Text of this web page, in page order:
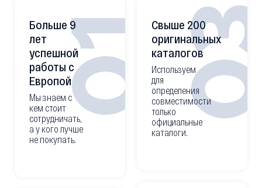
01
Больше 9
лет
успешной
работы с
Европой
Мы знаем с
кем стоит
сотрудничать,
а у кого лучше
не покупать.
Свыше 200
оригинальных
каталогов
Используем
для
определения
совместимости
только
официальные
каталоги.